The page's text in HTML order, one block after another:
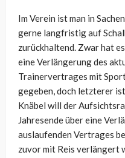
Im Verein ist man in
gerne langfristig auf
zurückhaltend. Zwar hat
eine Verlängerung des
Trainervertrages mit
gegeben, doch letzterer
Knäbel will der
Jahresende über eine
auslaufenden Vertrages
zuvor mit Reis verlängert